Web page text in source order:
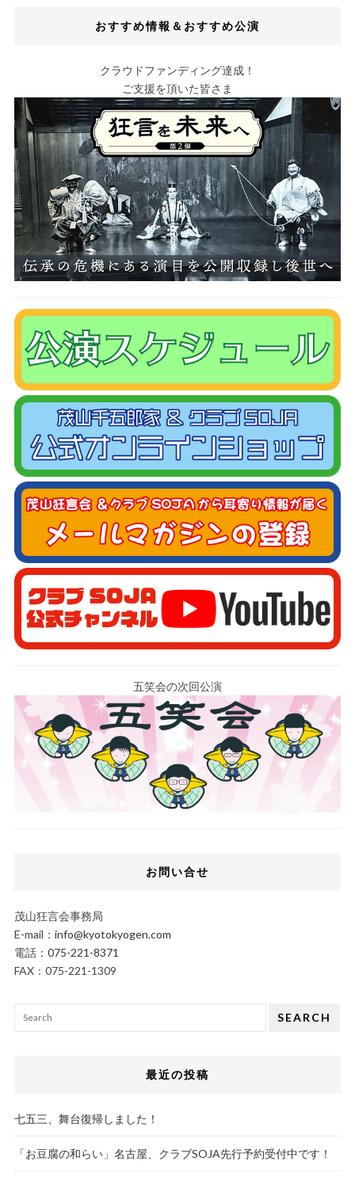
おすすめ情報＆おすすめ公演
クラウドファンディング達成！
ご支援を頂いた皆さま
五笑会の次回公演
お問い合せ
茂山狂言会事務局
E-mail： info@kyotokyogen.com
電話： 075-221-8371
FAX：075-221-1309
SEARCH
最近の投稿
七五三、舞台復帰しました！
「お豆腐の和らい」名古屋、クラブSOJA先行予約受付中です！